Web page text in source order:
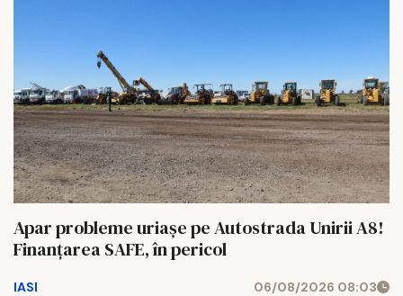
Apar probleme uriașe pe Autostrada Unirii A8!
Finanțarea SAFE, în pericol
IASI 06/08/2026 08:03